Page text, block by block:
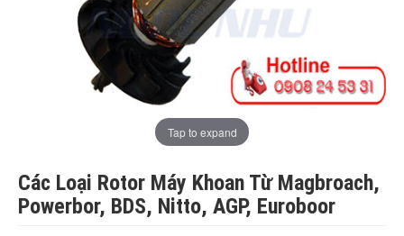
Tap to expand
Các Loại Rotor Máy Khoan Từ Magbroach,
Powerbor, BDS, Nitto, AGP, Euroboor